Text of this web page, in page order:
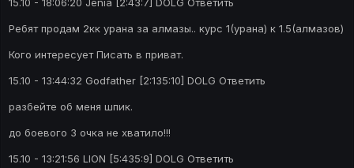
15.10 - 18:06:20 Jenia [2:43:7] DOLG Ответить
Ребят продам 2кк урана за алмазы.. курс 1(урана) к 1.5(алмазов)
Кого интересует Писать в приват.
15.10 - 13:44:32 Godfather [2:135:10] DOLG Ответить
разбейте об меня шпик.
до боевого 3 очка не хватило!!!
15.10 - 13:21:56 LION [5:435:9] DOLG Ответить